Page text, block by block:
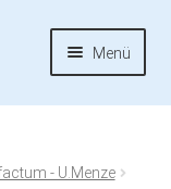
Menü
- U.Menze